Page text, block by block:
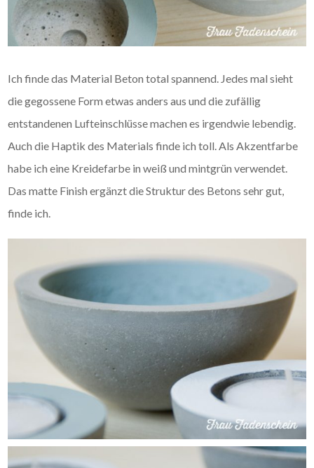
Ich finde das Material Beton total spannend. Jedes mal sieht
die gegossene Form etwas anders aus und die zufällig
entstandenen Lufteinschlüsse machen es irgendwie lebendig.
Auch die Haptik des Materials finde ich toll. Als Akzentfarbe
habe ich eine Kreidefarbe in weiß und mintgrün verwendet.
Das matte Finish ergänzt die Struktur des Betons sehr gut,
finde ich.